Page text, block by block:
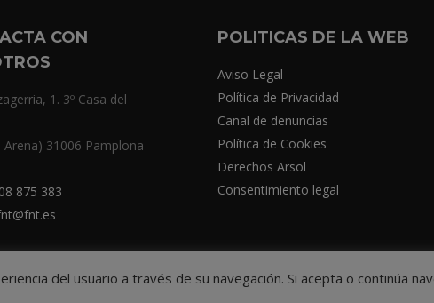
CON
1. 3º Casa del
Arena) 31006 Pamplona
875 383
POLITICAS DE LA WEB
Aviso Legal
Política de Privacidad
Canal de denuncias
Política de Cookies
Derechos Arsol
Consentimiento legal
del usuario a través de su navegación. Si acepta o continúa